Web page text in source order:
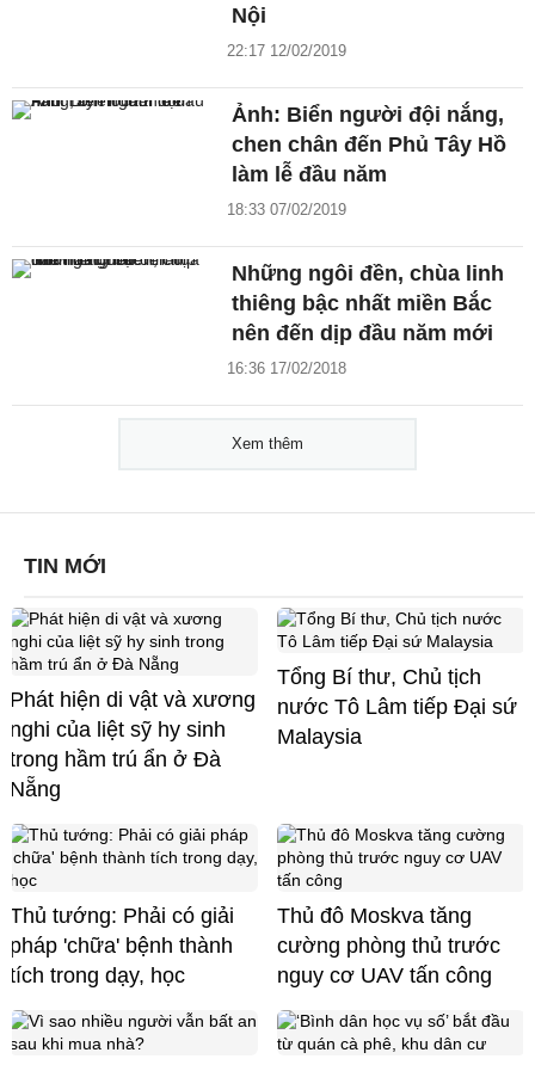
Nội
22:17 12/02/2019
Ảnh: Biển người đội nắng,
chen chân đến Phủ Tây Hồ
làm lễ đầu năm
18:33 07/02/2019
Những ngôi đền, chùa linh
thiêng bậc nhất miền Bắc
nên đến dịp đầu năm mới
16:36 17/02/2018
Xem thêm
TIN MỚI
Phát hiện di vật và xương
nghi của liệt sỹ hy sinh
trong hầm trú ẩn ở Đà
Nẵng
Tổng Bí thư, Chủ tịch
nước Tô Lâm tiếp Đại sứ
Malaysia
Thủ tướng: Phải có giải
pháp 'chữa' bệnh thành
tích trong dạy, học
Thủ đô Moskva tăng
cường phòng thủ trước
nguy cơ UAV tấn công